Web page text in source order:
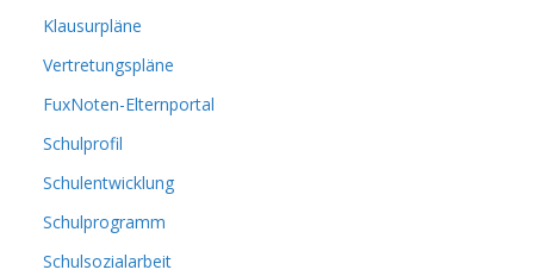
Klausurpläne
Vertretungspläne
FuxNoten-Elternportal
Schulprofil
Schulentwicklung
Schulprogramm
Schulsozialarbeit